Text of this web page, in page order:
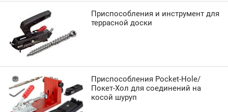
Приспособления и инструмент для
террасной доски
Приспособления Pocket-Hole/
Покет-Хол для соединений на
косой шуруп